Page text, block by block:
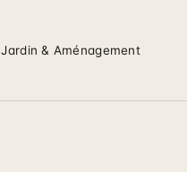
Jardin & Aménagement